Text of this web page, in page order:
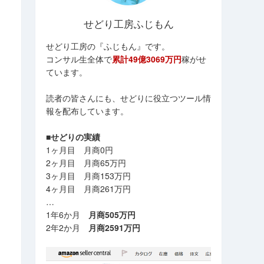
せどり工房ふじもん
せどり工房の『ふじもん』です。
コンサル生全体で累計49億3069万円稼がせ
ています。
読者の皆さんにも、せどりに役立つツール情
報を配布しています。
■せどりの実績
1ヶ月目 月商0円
2ヶ月目 月商65万円
3ヶ月目 月商153万円
4ヶ月目 月商261万円
…
1年6か月 月商505万円
2年2か月 月商2591万円